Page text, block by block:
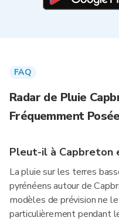
FAQ
Radar de Pluie
Fréquemment
Pleut-il à Capbreton
La pluie sur les terres
pyrénéens autour de
modèles de prévision ne
particulièrement pendant